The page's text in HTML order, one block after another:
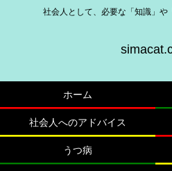
社会人として、必要な「知識」や
ホーム
社会人へのアドバイス
うつ病